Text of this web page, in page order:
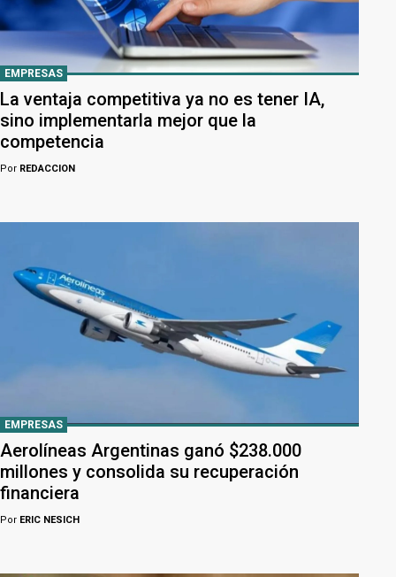
EMPRESAS
La ventaja competitiva ya no es tener IA,
sino implementarla mejor que la
competencia
Por REDACCION
EMPRESAS
Aerolíneas Argentinas ganó $238.000
millones y consolida su recuperación
financiera
Por ERIC NESICH